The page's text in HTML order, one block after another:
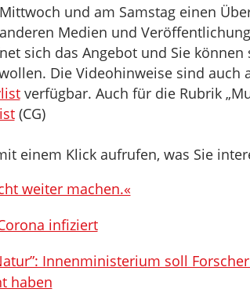
und am Samstag einen
Medien und
sich das Angebot und Sie können
Die Videohinweise sind auch
verfügbar. Auch für die Rubrik
(CG)
einem Klick aufrufen, was Sie
weiter machen.«
infiziert
Innenministerium soll
haben